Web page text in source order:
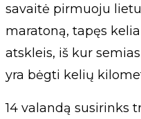
savaitė pirmuoju
maratoną, tapęs
atskleis, iš kur
yra bėgti kelių
14 valandą susirinks